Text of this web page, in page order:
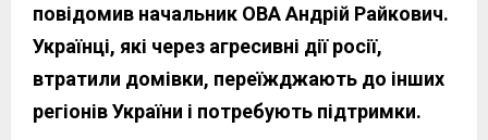
повідомив начальник ОВА Андрій Райкович.
Українці, які через агресивні дії росії,
втратили домівки, переїжджають до інших
регіонів України і потребують підтримки.